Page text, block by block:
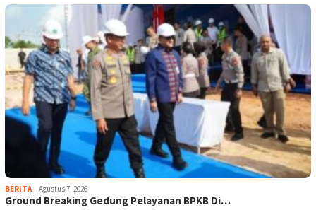
BERITA Agustus 7, 2026
Ground Breaking Gedung Pelayanan BPKB Di…